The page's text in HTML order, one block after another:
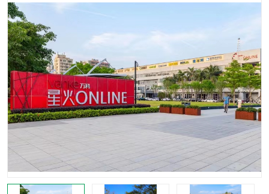
科技园中区
前海 深圳湾科技生态园
福田中心区写字楼租赁 宝安中心区
深圳宝安 福田车公庙
罗湖水贝 南山南油
龙华 罗湖区
宝安区 西乡